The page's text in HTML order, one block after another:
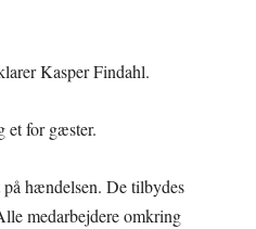
Kasper Findahl.
et for gæster.
hændelsen. De tilbydes
medarbejdere omkring